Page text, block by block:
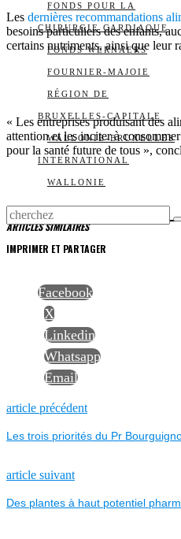
FONDS POUR LA
CHIRURGIE CARDIAQUE
FONDS WERNAERS
FOURNIER-MAJOIE
RÉGION DE
BRUXELLES-CAPITALE
WALLONIE-BRUXELLES
INTERNATIONAL
WALLONIE
Les dernières recommandations
besoins particuliers des enfants,
certains nutriments, ainsi que leur
« Les entreprises produisant des
attention et les inciter à
pour la santé future de tous »,
ARTICLES SIMILAIRES
IMPRIMER ET PARTAGER
Facebook
X
Linkedin
Whatsapp
Email
NAVIGATION
DE
L’ARTICLE
article précédentPrevious
Les trois priorités du Pr
article suivantNext
Des plantes à haut potentiel